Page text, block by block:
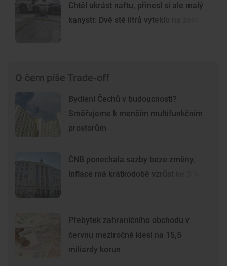
Chtěl ukrást naftu, přinesl si ale malý
kanystr. Dvě stě litrů vyteklo na zem
O čem píše Trade-off
Bydlení Čechů v budoucnosti?
Směřujeme k menším multifunkčním
prostorům
ČNB ponechala sazby beze změny,
inflace má krátkodobě vzrůst ke 3 %
Přebytek zahraničního obchodu v
červnu meziročně klesl na 15,5
miliardy korun